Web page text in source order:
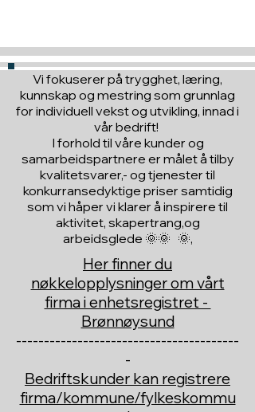
Vi fokuserer på trygghet, læring,
kunnskap og mestring som grunnlag
for individuell vekst og utvikling, innad i
vår bedrift!
I forhold til våre kunder og
samarbeidspartnere er målet å tilby
kvalitetsvarer,- og tjenester til
konkurransedyktige priser samtidig
som vi håper vi klarer å inspirere til
aktivitet, skapertrang,og
arbeidsglede 🌞🌞 🌞,
Her finner du
nøkkelopplysninger om vårt
firma i enhetsregistret -
Brønnøysund
----------------------------------------
-
Bedriftskunder kan registrere
firma/kommune/fylkeskommu